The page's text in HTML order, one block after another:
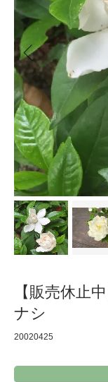
【販売休止
ナシ
20020425